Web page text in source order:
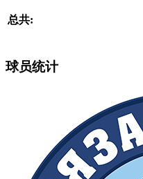
总共:
球员统计